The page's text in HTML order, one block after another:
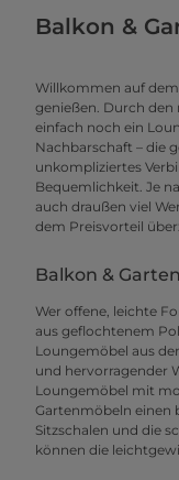
Balkon &
Willkommen auf
genießen. Durch
einfach noch ein
Nachbarschaft – die
unkompliziertes
Bequemlichkeit. Je
auch draußen viel
dem Preisvorteil
Balkon &
Wer offene, leichte
aus geflochtenem
Loungemöbel aus
und hervorragender
Loungemöbel mit
Gartenmöbeln einen
Sitzschalen und die
können die